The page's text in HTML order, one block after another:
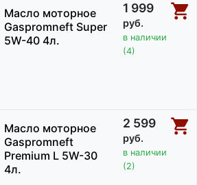
Масло моторное
Gaspromneft Super
5W-40 4л.
1 999
руб.
в наличии
(4)
Масло моторное
Gaspromneft
Premium L 5W-30
4л.
2 599
руб.
в наличии
(2)